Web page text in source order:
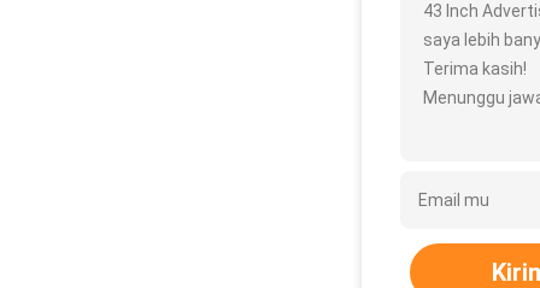
43 Inch
saya lebih
Terima kasih!
Menunggu